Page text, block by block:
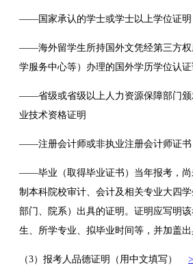
——国家承认的学士或学士以上学位证明
——海外留学生所持国外文凭经第三方权
学服务中心等）办理的国外学历学位认证
——省级或省级以上人力资源保障部门颁
业技术资格证明
——注册会计师或非执业注册会计师证书
——毕业（取得毕业证书）当年报考，尚
制本科院校审计、会计及相关专业大四
部门、院系）出具的证明。证明应写明
生、所学专业、拟毕业时间等，并加盖出
（3）报考人品德证明（用中文填写）